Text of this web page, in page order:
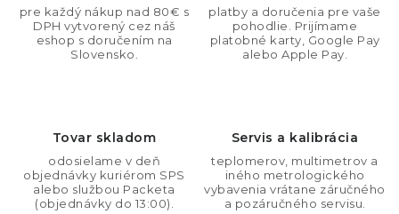
pre každý nákup nad 80€ s
DPH vytvorený cez náš
eshop s doručením na
Slovensko.
platby a doručenia pre vaše
pohodlie. Prijímame
platobné karty, Google Pay
alebo Apple Pay.
Tovar skladom
odosielame v deň
objednávky kuriérom SPS
alebo službou Packeta
(objednávky do 13:00).
Servis a kalibrácia
teplomerov, multimetrov a
iného metrologického
vybavenia vrátane záručného
a pozáručného servisu.